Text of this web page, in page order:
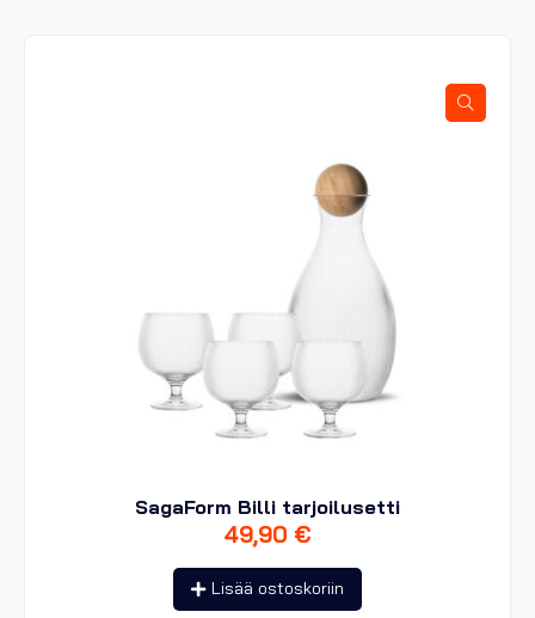
SagaForm Billi tarjoilusetti
49,90 €
Lisää ostoskoriin